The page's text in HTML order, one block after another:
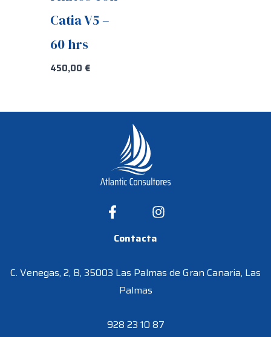
Catia V5 –
60 hrs
450,00 €
Contacta
C. Venegas, 2, B, 35003 Las Palmas de Gran Canaria, Las
Palmas
928 23 10 87